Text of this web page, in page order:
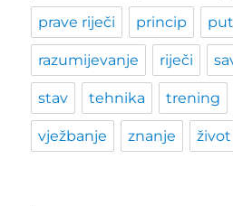
prave riječi princip put
razumijevanje riječi
stav tehnika trening
vježbanje znanje život